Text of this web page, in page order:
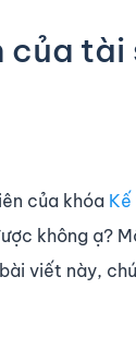
của tài
của khóa
không ạ?
viết này,